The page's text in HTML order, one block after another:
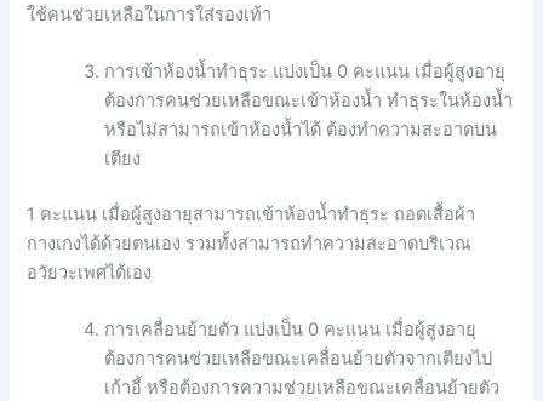
ใช้คนช่วยเหลือในการใส่รองเท้า
การเข้าห้องน้ำทำธุระ แบ่งเป็น 0 คะแนน เมื่อผู้สูงอายุ
ต้องการคนช่วยเหลือขณะเข้าห้องน้ำ ทำธุระในห้องน้ำ
หรือไม่สามารถเข้าห้องน้ำได้ ต้องทำความสะอาดบน
เตียง
1 คะแนน เมื่อผู้สูงอายุสามารถเข้าห้องน้ำทำธุระ ถอดเสื้อผ้า
กางเกงได้ด้วยตนเอง รวมทั้งสามารถทำความสะอาดบริเวณ
อวัยวะเพศได้เอง
การเคลื่อนย้ายตัว แบ่งเป็น 0 คะแนน เมื่อผู้สูงอายุ
ต้องการคนช่วยเหลือขณะเคลื่อนย้ายตัวจากเตียงไป
เก้าอี้ หรือต้องการความช่วยเหลือขณะเคลื่อนย้ายตัว